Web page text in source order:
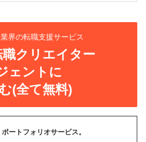
界の転職支援サービス
クリエイター
ェントに
(全て無料)
ートフォリオサービス。